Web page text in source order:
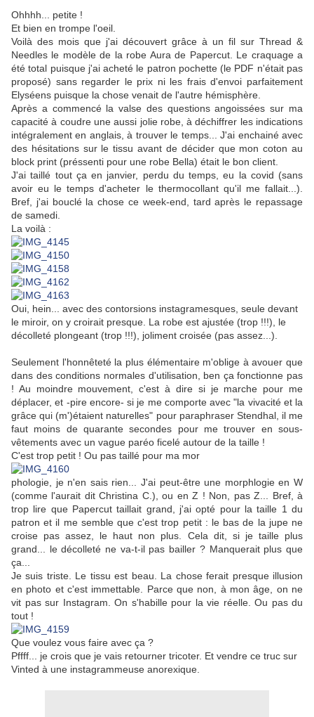
Ohhhh... petite !
Et bien en trompe l'oeil.
Voilà des mois que j'ai découvert grâce à un fil sur Thread &
Needles le modèle de la robe Aura de Papercut. Le craquage a
été total puisque j'ai acheté le patron pochette (le PDF n'était pas
proposé) sans regarder le prix ni les frais d'envoi parfaitement
Elyséens puisque la chose venait de l'autre hémisphère.
Après a commencé la valse des questions angoissées sur ma
capacité à coudre une aussi jolie robe, à déchiffrer les indications
intégralement en anglais, à trouver le temps... J'ai enchainé avec
des hésitations sur le tissu avant de décider que mon coton au
block print (préssenti pour une robe Bella) était le bon client.
J'ai taillé tout ça en janvier, perdu du temps, eu la covid (sans
avoir eu le temps d'acheter le thermocollant qu'il me fallait...).
Bref, j'ai bouclé la chose ce week-end, tard après le repassage
de samedi.
La voilà :
Oui, hein... avec des contorsions instagramesques, seule devant
le miroir, on y croirait presque. La robe est ajustée (trop !!!), le
décolleté plongeant (trop !!!), joliment croisée (pas assez...).
Seulement l'honnêteté la plus élémentaire m'oblige à avouer que
dans des conditions normales d'utilisation, ben ça fonctionne pas
! Au moindre mouvement, c'est à dire si je marche pour me
déplacer, et -pire encore- si je me comporte avec "la vivacité et la
grâce qui (m')étaient naturelles" pour paraphraser Stendhal, il me
faut moins de quarante secondes pour me trouver en sous-
vêtements avec un vague paréo ficelé autour de la taille !
C'est trop petit ! Ou pas taillé pour ma mor
phologie, je n'en sais rien... J'ai peut-être une morphlogie en W
(comme l'aurait dit Christina C.), ou en Z ! Non, pas Z... Bref, à
trop lire que Papercut taillait grand, j'ai opté pour la taille 1 du
patron et il me semble que c'est trop petit : le bas de la jupe ne
croise pas assez, le haut non plus. Cela dit, si je taille plus
grand... le décolleté ne va-t-il pas bailler ? Manquerait plus que
ça...
Je suis triste. Le tissu est beau. La chose ferait presque illusion
en photo et c'est immettable. Parce que non, à mon âge, on ne
vit pas sur Instagram. On s'habille pour la vie réelle. Ou pas du
tout !
Que voulez vous faire avec ça ?
Pffff... je crois que je vais retourner tricoter. Et vendre ce truc sur
Vinted à une instagrammeuse anorexique.